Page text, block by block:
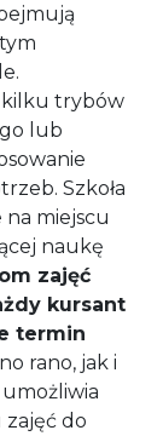
kilku trybów
lub
Szkoła
miejscu
naukę
zajęć
kursant
termin
rano, jak i
zajęć do